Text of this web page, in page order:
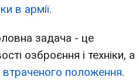
в армії.
задача - це
озброєння і техніки, а
втраченого положення.